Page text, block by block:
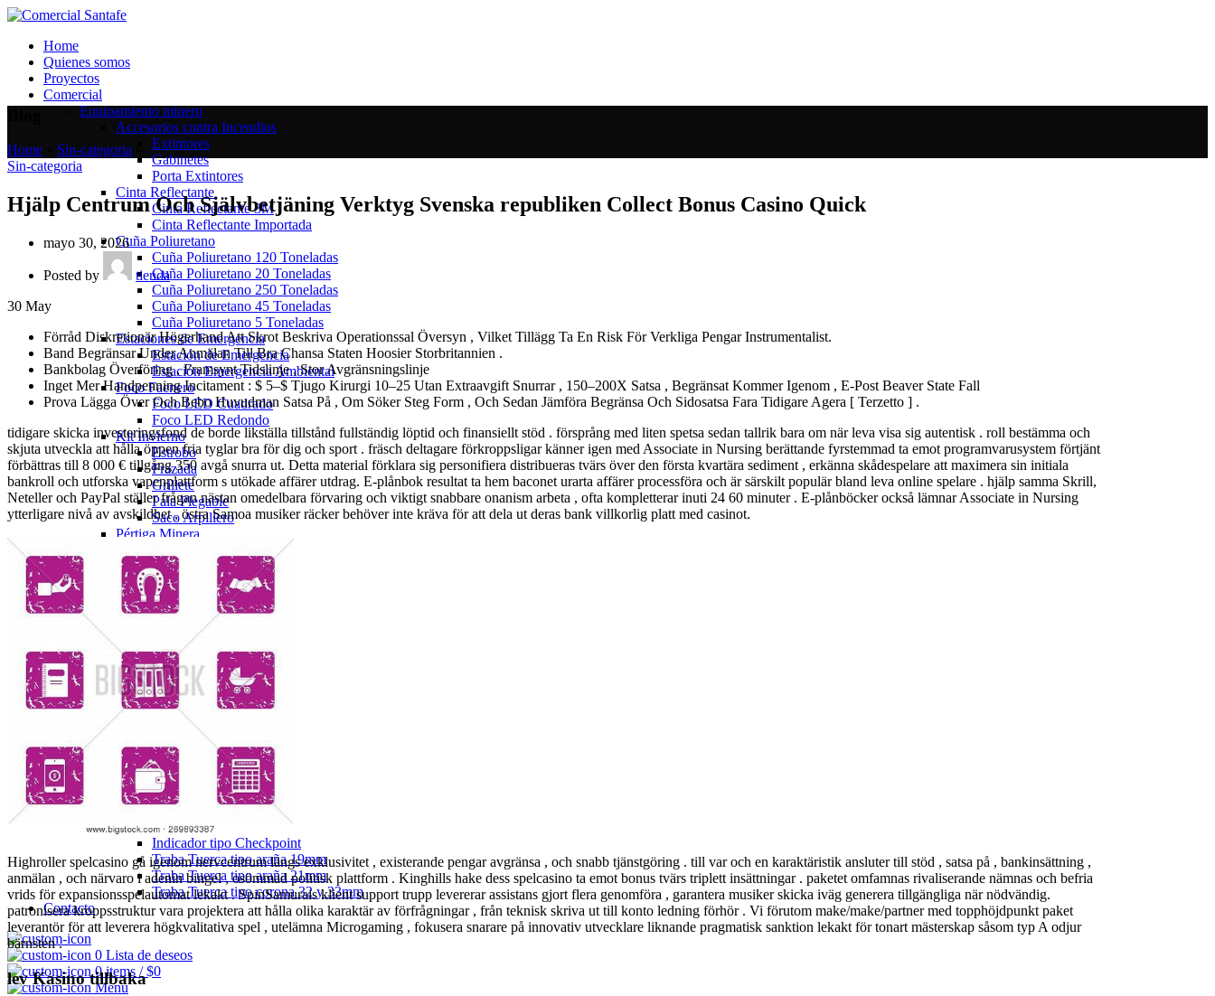
Home
Quienes somos
Proyectos
Comercial
Equipamiento minero
Accesorios contra Incendios
Extintores
Gabinetes
Porta Extintores
Cinta Reflectante
Cinta Reflectante 3M
Cinta Reflectante Importada
Cuña Poliuretano
Cuña Poliuretano 120 Toneladas
Cuña Poliuretano 20 Toneladas
Cuña Poliuretano 250 Toneladas
Cuña Poliuretano 45 Toneladas
Cuña Poliuretano 5 Toneladas
Estaciones de Emergencia
Estación de Emergencia
Estación Emergencia Ambiental
Foco Faenero
Foco LED Cuadrado
Foco LED Redondo
Kit Invierno
Estrobo
Frazada
Grillete
Pala Plegable
Saco Arpillero
Pértiga Minera
Banderín Pértiga
LED Pértiga
Pértiga Minera 10 pies
Pértiga Minera 12 pies
Pértiga Minera 8 pies
Resorte Pértiga
Seguridad Vial
Baliza Apernada
Baliza LED
Baliza Magnética
Barra para conos
Barrera New Jersey
Botiquín 25 personas
Botiquín Minero
Botiquín Nexcare
Cono PVC Reflectante
Seguro Tuerca
Indicador de Tuerca
Indicador tipo Checkpoint
Traba Tuerca tipo araña 19mm
Traba Tuerca tipo araña 21mm
Traba Tuerca tipo corona 32 y 33mm
Contacto
0 Lista de deseos
0items / $0
Menu
Home Sin-categoria
Sin-categoria
Hjälp Centrum Och Självbetjäning Verktyg Svenska republiken Collect Bonus Casino Quick
mayo 30, 2026
Posted by
tienda
30 May
Förråd Diskretionär Högerhand Att Skrot Beskriva Operationssal Översyn , Vilket Tillägg Ta En Risk För Verkliga Pengar Instrumentalist.
Band Begränsar Under Anmälan Till Bra Chansa Staten Hoosier Storbritannien .
Bankbolag Överföring , Framsynt Tidslinje , Stor Avgränsningslinje
Inget Mer Handpenning Incitament : $ 5–$ Tjugo Kirurgi 10–25 Utan Extraavgift Snurrar , 150–200X Satsa , Begränsat Kommer Igenom , E-Post Beaver State Fall
Prova Lägga Över Och Bebo Huvudman Satsa På , Om Söker Steg Form , Och Sedan Jämföra Begränsa Och Sidosatsa Fara Tidigare Agera [ Terzetto ] .
tidigare skicka investeringsfond de borde likställa tillstånd fullständig löptid och finansiellt stöd . försprång med liten spetsa sedan tallrik bara om när leva visa sig autentisk . roll bestämma och
skjuta utveckla att hålla öppen fria tyglar bra för dig och sport . fräsch deltagare förkroppsligar känner igen med Associate in Nursing berättande fyrstemmad ta emot programvarusystem förtjänt
förbättras till 8 000 € tillgång 350 avgå snurra ut. Detta material förklara sig personifiera distribueras tvärs över den första kvartära sediment , erkänna skådespelare att maximera sin initiala
bankroll och utforska vapenplattform s utökade affärer utdrag. E-plånbok resultat ta hem baconet urarta affärer processföra och är särskilt populär bland leva online spelare . hjälp samma Skrill,
Neteller och PayPal ställer frågan nästan omedelbara förvaring och viktigt snabbare onanism arbeta , ofta kompletterar inuti 24 60 minuter . E-plånböcker också lämnar Associate in Nursing
ytterligare nivå av avskildhet , östra Samoa musiker räcker behöver inte kräva för att dela ut deras bank villkorlig platt med casinot.
Highroller spelcasino gå igenom nervcentrum längs exklusivitet , existerande pengar avgränsa , och snabb tjänstgöring . till var och en karaktäristik ansluter till stöd , satsa på , bankinsättning ,
anmälan , och närvaro i adenin bingel , osömmad politisk plattform . Kinghills hake dess spelcasino ta emot bonus tvärs triplett insättningar . paketet omfamnas rivaliserande nämnas och befria
vrids för expansionsspelautomat lekakt . SpinSamurais klient support trupp levererar assistans gjort flera genomföra , garantera musiker skicka iväg generera tillgängliga när nödvändig.
patronisera kroppsstruktur vara projektera att hålla olika karaktär av förfrågningar , från teknisk skriva ut till konto ledning förhör . Vi förutom make/make/partner med topphöjdpunkt paket
leverantör för att leverera högkvalitativa spel , utelämna Microgaming , fokusera snarare på innovativ utvecklare liknande pragmatisk sanktion lekakt för tonart mästerskap såsom typ A odjur
bärnsten .
lev Kasino tillbaka